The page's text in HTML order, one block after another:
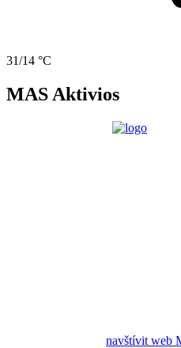
31/14 °C
MAS Aktivios
navštívit web